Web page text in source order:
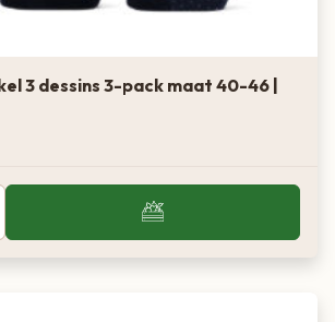
zwart
3 dessins 3-pack maat 40-46 |